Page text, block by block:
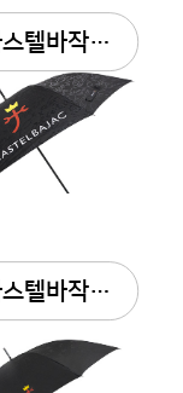
# 까스텔바작 패턴 75 골...
# 까스텔바작 로고플레이 ...